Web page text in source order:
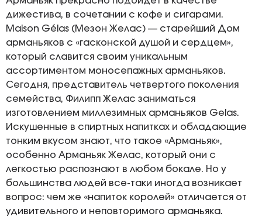
дижестива, в сочетании с кофе и сигарами.
Maison Gélas (Мезон Желас) — старейший Дом
арманьяков с «гасконской душой и сердцем»,
который славится своим уникальным
ассортиментом моносепажных арманьяков.
Сегодня, представитель четвертого поколения
семейства, Филипп Желас заниматься
изготовлением миллезимных арманьяков Gelas.
Искушенные в спиртных напитках и обладающие
тонким вкусом знают, что такое «Арманьяк»,
особенно Арманьяк Желас, который они с
легкостью распознают в любом бокале. Но у
большинства людей все-таки иногда возникает
вопрос: чем же «напиток королей» отличается от
удивительного и неповторимого арманьяка.